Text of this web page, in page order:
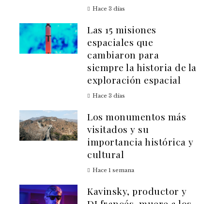
Hace 3 días
Las 15 misiones
espaciales que
cambiaron para
siempre la historia de la
exploración espacial
Hace 3 días
Los monumentos más
visitados y su
importancia histórica y
cultural
Hace 1 semana
Kavinsky, productor y